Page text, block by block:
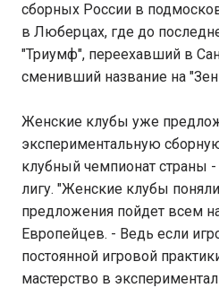
сборных России в
в Люберцах, где до
"Триумф", переехавший в
сменивший название на
Женские клубы уже
экспериментальную
клубный чемпионат страны
лигу. "Женские клубы
предложения пойдет всем
Европейцев. - Ведь если
постоянной игровой
мастерство в